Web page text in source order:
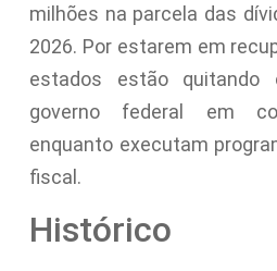
milhões na parcela das
2026. Por estarem em
estados estão
governo federal em
enquanto executam
fiscal.
Histórico